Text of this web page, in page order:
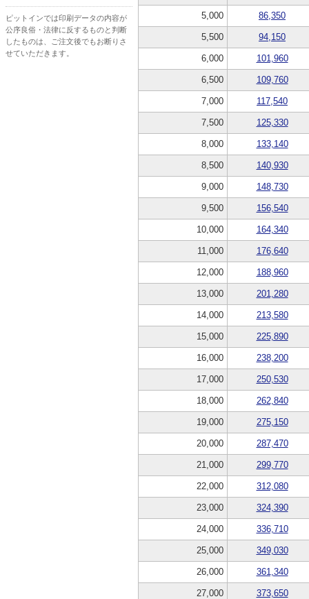
ピットインでは印刷データの内容が
公序良俗・法律に反するものと判断
したものは、ご注文後でもお断りさ
せていただきます。
5,000 86,350
5,500 94,150
6,000 101,960
6,500 109,760
7,000 117,540
7,500 125,330
8,000 133,140
8,500 140,930
9,000 148,730
9,500 156,540
10,000 164,340
11,000 176,640
12,000 188,960
13,000 201,280
14,000 213,580
15,000 225,890
16,000 238,200
17,000 250,530
18,000 262,840
19,000 275,150
20,000 287,470
21,000 299,770
22,000 312,080
23,000 324,390
24,000 336,710
25,000 349,030
26,000 361,340
27,000 373,650